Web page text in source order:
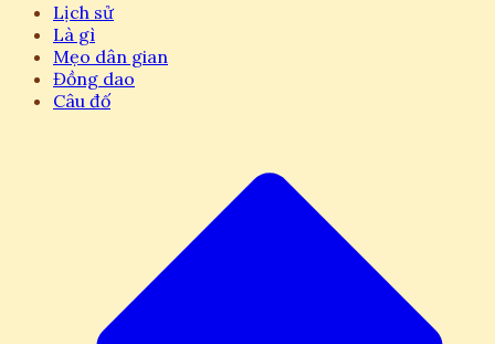
Lịch sử
Là gì
Mẹo dân gian
Đồng dao
Câu đố